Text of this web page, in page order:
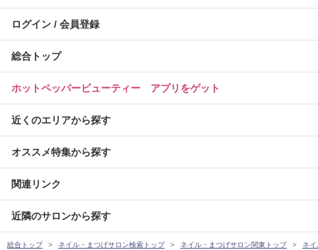
ログイン / 会員登録
総合トップ
ホットペッパービューティー アプリをゲット
近くのエリアから探す
オススメ特集から探す
関連リンク
近隣のサロンから探す
総合トップ ネイル・まつげサロン検索トップ ネイル・まつげサロン関東トップ ネ